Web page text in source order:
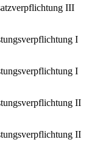
III
I
I
II
II